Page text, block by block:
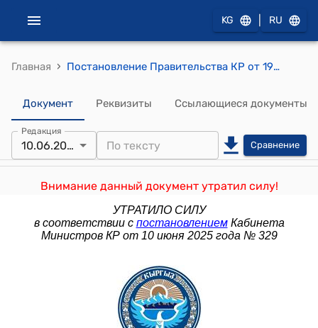
KG RU
Главная › Постановление Правительства КР от 19 апреля 2013 года № 209 "О порядке проведения выборов руководителей государственных высших учебных заведений Кыргызской Республики"
Документ Реквизиты Ссылающиеся документы
Редакция
10.06.2025 Сравнение
Внимание данный документ утратил силу!